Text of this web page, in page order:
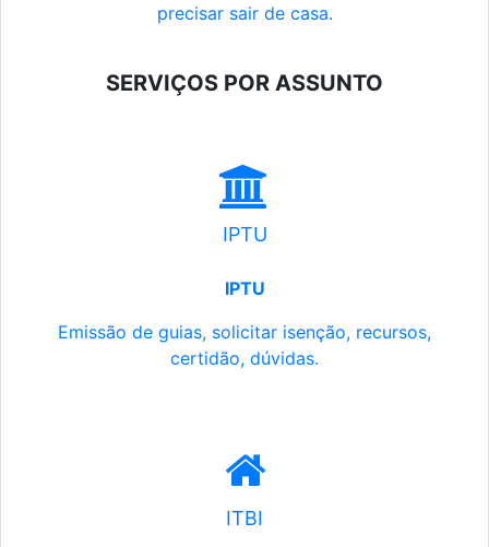
precisar sair de casa.
SERVIÇOS POR ASSUNTO
IPTU
IPTU
Emissão de guias, solicitar isenção, recursos,
certidão, dúvidas.
ITBI